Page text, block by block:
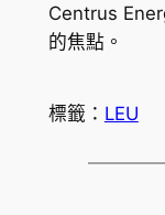
Centrus
的焦點。
標籤： LEU